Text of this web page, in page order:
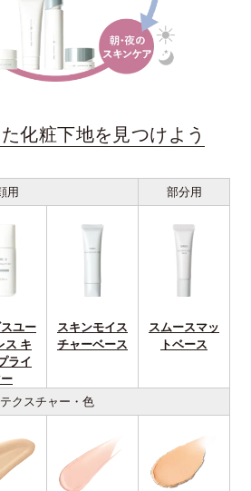
化粧下地を見つけよう
用 部分用
ユー
ス キ
ライ
スキンモイス
チャーベース
スムースマッ
トベース
テクスチャー・色